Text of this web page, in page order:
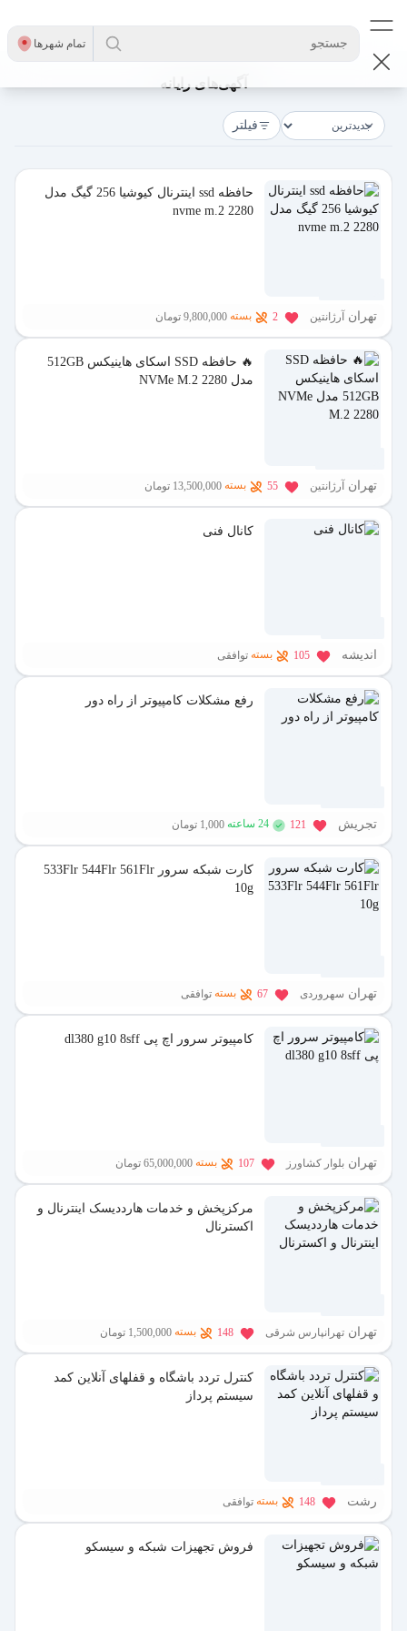
تمام شهر‌ها جستجو
فیلتر
حافظه ssd اینترنال کیوشیا 256 گیگ مدل
nvme m.2 2280
تهران آرژانتین 2 بسته 9,800,000 تومان
🔥 حافظه SSD اسکای هاینیکس 512GB
مدل NVMe M.2 2280
تهران آرژانتین 55 بسته 13,500,000 تومان
کانال فنی
اندیشه 105 بسته توافقی
رفع مشکلات کامپیوتر از راه دور
تجریش 121 1,000 تومان
کارت شبکه سرور 533Flr 544Flr 561Flr
10g
تهران سهروردی 67 بسته توافقی
کامپیوتر سرور اچ پی dl380 g10 8sff
تهران بلوار کشاورز 107 بسته 65,000,000 تومان
مرکزپخش و خدمات هارددیسک اینترنال و
اکسترنال
تهران تهرانپارس شرقی 148 بسته 1,500,000 تومان
کنترل تردد باشگاه و قفلهای آنلاین کمد
سیستم پرداز
رشت 148 بسته توافقی
فروش تجهیزات شبکه و سیسکو